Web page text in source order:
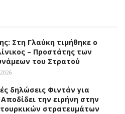
Στη Γλαύκη τιμήθηκε ο
– Προστάτης των
του Στρατού
δηλώσεις Φιντάν για
την ειρήνη στην
στρατευμάτων